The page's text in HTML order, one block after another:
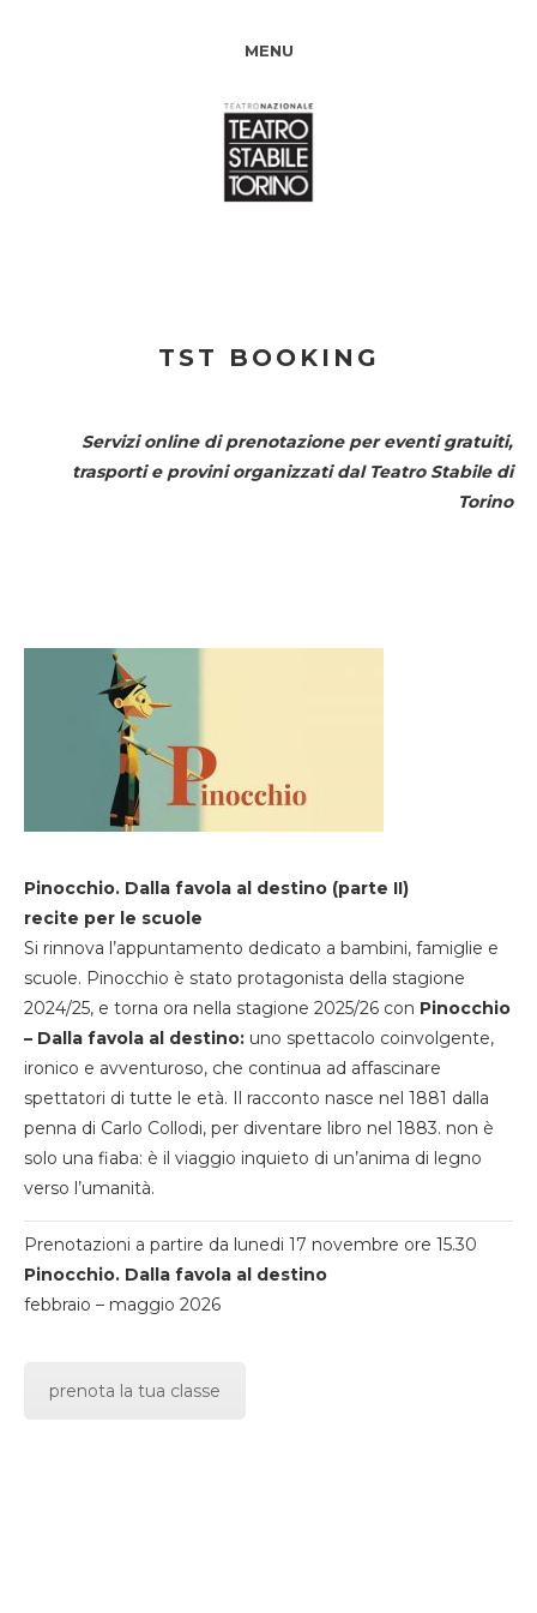
MENU
TST BOOKING
Servizi online di prenotazione per eventi gratuiti,
trasporti e provini organizzati dal Teatro Stabile di
Torino
Pinocchio. Dalla favola al destino (parte II)
recite per le scuole
Si rinnova l’appuntamento dedicato a bambini, famiglie e
scuole. Pinocchio è stato protagonista della stagione
2024/25, e torna ora nella stagione 2025/26 con Pinocchio
– Dalla favola al destino: uno spettacolo coinvolgente,
ironico e avventuroso, che continua ad affascinare
spettatori di tutte le età. Il racconto nasce nel 1881 dalla
penna di Carlo Collodi, per diventare libro nel 1883. non è
solo una fiaba: è il viaggio inquieto di un’anima di legno
verso l’umanità.
Prenotazioni a partire da lunedi 17 novembre ore 15.30
Pinocchio. Dalla favola al destino
febbraio – maggio 2026
prenota la tua classe